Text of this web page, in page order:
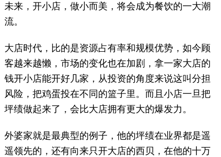
未来，开小店，做小而美，将会成为餐饮的一大潮
流。
大店时代，比的是资源占有率和规模优势，如今顾
客越来越懒，市场的变化也在加剧，拿一家大店的
钱开小店能开好几家，从投资的角度来说这叫分担
风险，把鸡蛋投在不同的篮子里。而且小店一旦把
坪绩做起来了，会比大店拥有更大的爆发力。
外婆家就是最典型的例子，他的坪绩在业界都是遥
遥领先的，还有向来只开大店的西贝，在他的十万